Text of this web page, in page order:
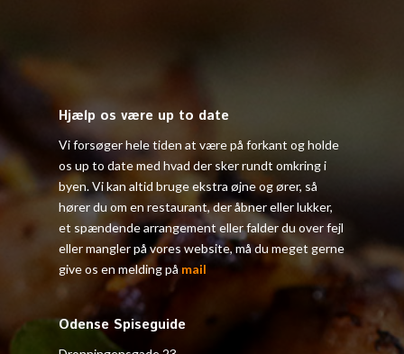
Hjælp os være up to date
Vi forsøger hele tiden at være på forkant og holde
os up to date med hvad der sker rundt omkring i
byen. Vi kan altid bruge ekstra øjne og ører, så
hører du om en restaurant, der åbner eller lukker,
et spændende arrangement eller falder du over fejl
eller mangler på vores website, må du meget gerne
give os en melding på mail
Odense Spiseguide